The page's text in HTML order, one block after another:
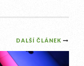
DALŠÍ ČLÁNEK